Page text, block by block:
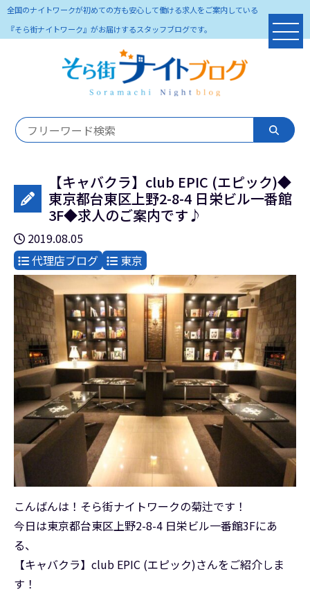
全国のナイトワークが初めての方も安心して働ける求人をご案内している
『そら街ナイトワーク』がお届けするスタッフブログです。
【キャバクラ】club EPIC (エピック)◆
東京都台東区上野2-8-4 日栄ビル一番館
3F◆求人のご案内です♪
2019.08.05
代理店ブログ
東京
こんばんは！そら街ナイトワークの菊辻です！
今日は東京都台東区上野2-8-4 日栄ビル一番館3Fにあ
る、
【キャバクラ】club EPIC (エピック)さんをご紹介しま
す！